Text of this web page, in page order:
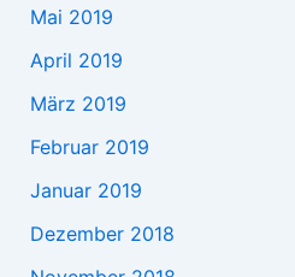
Mai 2019
April 2019
März 2019
Februar 2019
Januar 2019
Dezember 2018